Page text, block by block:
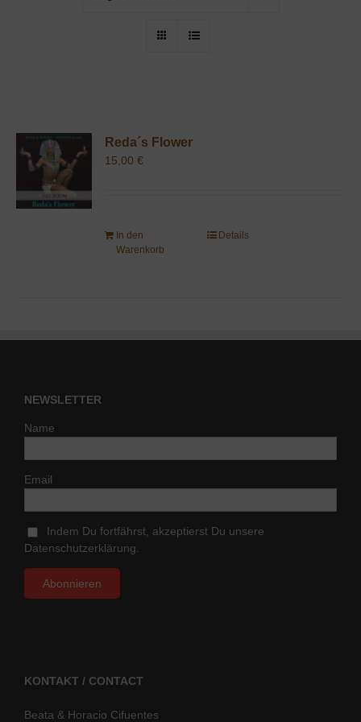
Reda´s Flower
15,00€
In den
Warenkorb
Details
NEWSLETTER
Name
Email
Indem Du fortfährst, akzeptierst Du unsere
Datenschutzerklärung.
KONTAKT / CONTACT
Beata & Horacio Cifuentes